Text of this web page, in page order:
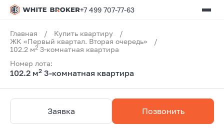
+7 499 707-77-63
Главная / Купить квартиру
/
ЖК «Первый квартал. Вторая очередь»
/
102.2 м2 3-комнатная квартира
Номер лота:
102.2 м2 3-комнатная квартира
Заявка Позвонить